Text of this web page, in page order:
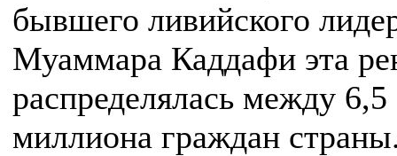
бывшего ливийского
Муаммара Каддафи эта
распределялась между 6,5
миллиона граждан